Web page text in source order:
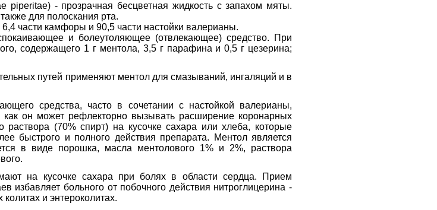
- прозрачная бесцветная жидкость с запахом мяты.
для полоскания рта.
части камфоры и 90,5 части настойки валерианы.
и болеутоляющее (отвлекающее) средство. При
содержащего 1 г ментола, 3,5 г парафина и 0,5 г цезерина;
путей применяют ментол для смазываний, ингаляций и в
средства, часто в сочетании с настойкой валерианы,
он может рефлекторно вызывать расширение коронарных
(70% спирт) на кусочке сахара или хлеба, которые
быстрого и полного действия препарата. Ментол является
в виде порошка, масла ментолового 1% и 2%, раствора
на кусочке сахара при болях в области сердца. Прием
избавляет больного от побочного действия нитроглицерина -
и энтероколитах.